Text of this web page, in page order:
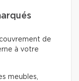
de
à votre
meubles,